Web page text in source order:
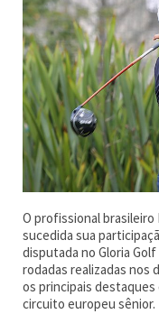
O profissional
sucedida sua
disputada no Gloria
rodadas realizadas nos
os principais
circuito europeu sênior.